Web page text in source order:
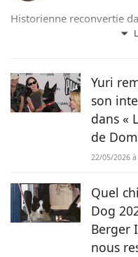
Historienne reconvertie
toujours adoré l’écriture
Yuri
son
dans «
de
22/05/2026
Quel
Dog
Berger
nous